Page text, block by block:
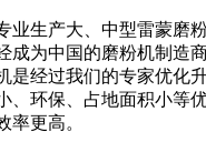
业生产大、中型雷蒙磨
成为中国的磨粉机制造
是经过我们的专家优化
、环保、占地面积小等
率更高。